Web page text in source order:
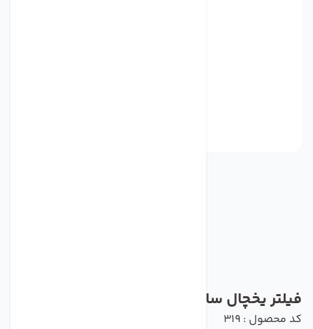
فیلتر یخچال ساید تانک پک تایوان (پیور فر )
کد محصول : 319